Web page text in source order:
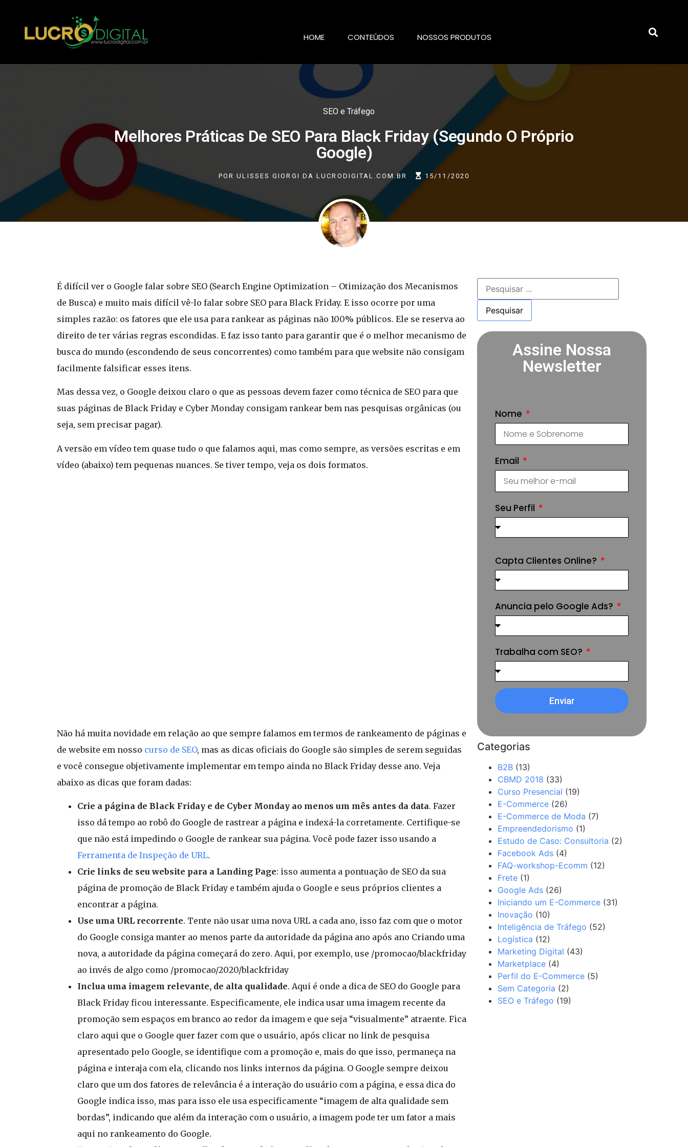
HOME CONTEÚDOS NOSSOS PRODUTOS
SEO e Tráfego
Melhores Práticas De SEO Para Black Friday (Segundo O Próprio
Google)
POR ULISSES GIORGI DA LUCRODIGITAL.COM.BR 15/11/2020
É difícil ver o Google falar sobre SEO (Search Engine Optimization – Otimização dos Mecanismos
de Busca) e muito mais difícil vê-lo falar sobre SEO para Black Friday. E isso ocorre por uma
simples razão: os fatores que ele usa para rankear as páginas não 100% públicos. Ele se reserva ao
direito de ter várias regras escondidas. E faz isso tanto para garantir que é o melhor mecanismo de
busca do mundo (escondendo de seus concorrentes) como também para que website não consigam
facilmente falsificar esses itens.
Mas dessa vez, o Google deixou claro o que as pessoas devem fazer como técnica de SEO para que
suas páginas de Black Friday e Cyber Monday consigam rankear bem nas pesquisas orgânicas (ou
seja, sem precisar pagar).
A versão em vídeo tem quase tudo o que falamos aqui, mas como sempre, as versões escritas e em
vídeo (abaixo) tem pequenas nuances. Se tiver tempo, veja os dois formatos.
Não há muita novidade em relação ao que sempre falamos em termos de rankeamento de páginas e
de website em nosso curso de SEO, mas as dicas oficiais do Google são simples de serem seguidas
e você consegue objetivamente implementar em tempo ainda no Black Friday desse ano. Veja
abaixo as dicas que foram dadas:
Crie a página de Black Friday e de Cyber Monday ao menos um mês antes da data. Fazer
isso dá tempo ao robô do Google de rastrear a página e indexá-la corretamente. Certifique-se
que não está impedindo o Google de rankear sua página. Você pode fazer isso usando a
Ferramenta de Inspeção de URL.
Crie links de seu website para a Landing Page: isso aumenta a pontuação de SEO da sua
página de promoção de Black Friday e também ajuda o Google e seus próprios clientes a
encontrar a página.
Use uma URL recorrente. Tente não usar uma nova URL a cada ano, isso faz com que o motor
do Google consiga manter ao menos parte da autoridade da página ano após ano Criando uma
nova, a autoridade da página começará do zero. Aqui, por exemplo, use /promocao/blackfriday
ao invés de algo como /promocao/2020/blackfriday
Inclua uma imagem relevante, de alta qualidade. Aqui é onde a dica de SEO do Google para
Black Friday ficou interessante. Especificamente, ele indica usar uma imagem recente da
promoção sem espaços em branco ao redor da imagem e que seja “visualmente” atraente. Fica
claro aqui que o Google quer fazer com que o usuário, após clicar no link de pesquisa
apresentado pelo Google, se identifique com a promoção e, mais do que isso, permaneça na
página e interaja com ela, clicando nos links internos da página. O Google sempre deixou
claro que um dos fatores de relevância é a interação do usuário com a página, e essa dica do
Google indica isso, mas para isso ele usa especificamente “imagem de alta qualidade sem
bordas”, indicando que além da interação com o usuário, a imagem pode ter um fator a mais
aqui no rankeamento do Google.
Assine Nossa
Newsletter
Nome
Email
Seu Perfil
Capta Clientes Online?
Anuncia pelo Google Ads?
Trabalha com SEO?
Enviar
Categorias
B2B (13)
CBMD 2018 (33)
Curso Presencial (19)
E-Commerce (26)
E-Commerce de Moda (7)
Empreendedorismo (1)
Estudo de Caso: Consultoria (2)
Facebook Ads (4)
FAQ-workshop-Ecomm (12)
Frete (1)
Google Ads (26)
Iniciando um E-Commerce (31)
Inovação (10)
Inteligência de Tráfego (52)
Logística (12)
Marketing Digital (43)
Marketplace (4)
Perfil do E-Commerce (5)
Sem Categoria (2)
SEO e Tráfego (19)